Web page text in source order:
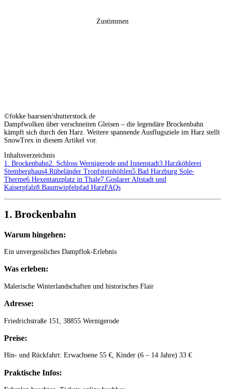
Zustimmen
©fokke baarssen/shutterstock.de
Dampfwolken über verschneiten Gleisen – die legendäre Brockenbahn
kämpft sich durch den Harz. Weitere spannende Ausflugsziele im Harz stellt
SnowTrex in diesem Artikel vor.
Inhaltsverzeichnis
1. Brockenbahn2. Schloss Wernigerode und Innenstadt3.Harzköhlerei
Stemberghaus4.Rübeländer Tropfsteinhöhlen5.Bad Harzburg Sole-
Therme6.Hexentanzplatz in Thale7.Goslarer Altstadt und
Kaiserpfalz8.Baumwipfelpfad HarzFAQs
1. Brockenbahn
Warum hingehen:
Ein unvergessliches Dampflok-Erlebnis
Was erleben:
Malerische Winterlandschaften und historisches Flair
Adresse:
Friedrichstraße 151, 38855 Wernigerode
Preise:
Hin- und Rückfahrt: Erwachsene 55 €, Kinder (6 – 14 Jahre) 33 €
Praktische Infos: